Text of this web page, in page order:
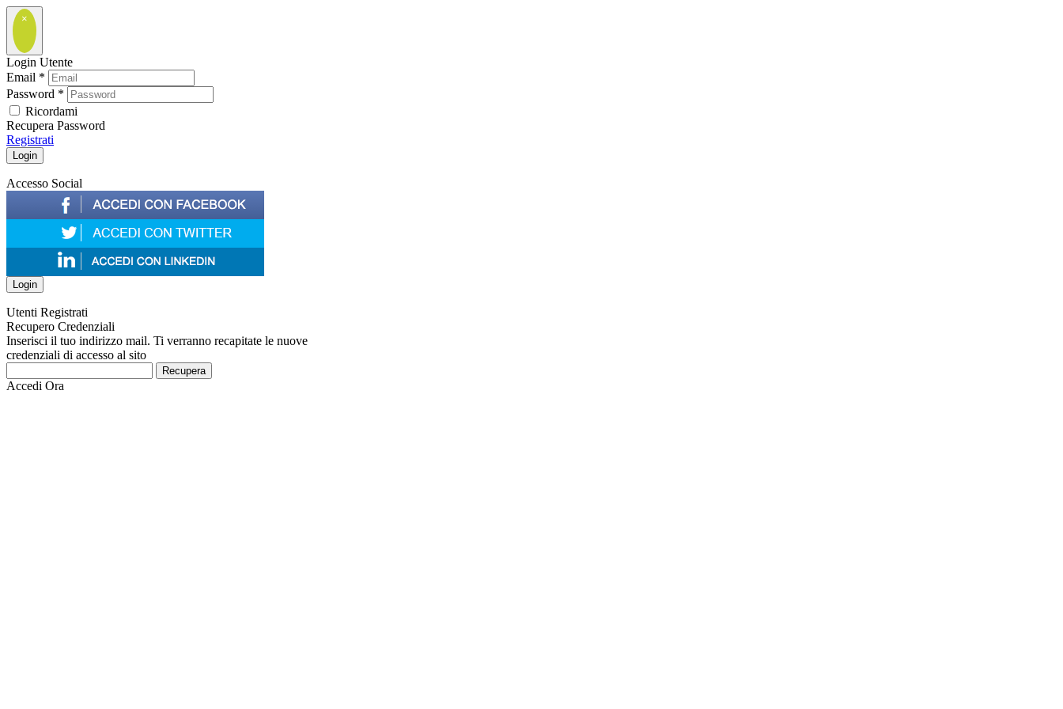
×
Login Utente
Email *
Password *
Ricordami
Recupera Password
Registrati
Accesso Social
Utenti Registrati
Recupero Credenziali
Inserisci il tuo indirizzo mail. Ti verranno recapitate le nuove
credenziali di accesso al sito
Recupera
Accedi Ora